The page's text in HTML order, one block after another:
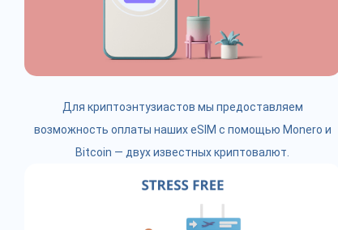
Для криптоэнтузиастов мы предоставляем
возможность оплаты наших eSIM с помощью Monero и
Bitcoin — двух известных криптовалют.